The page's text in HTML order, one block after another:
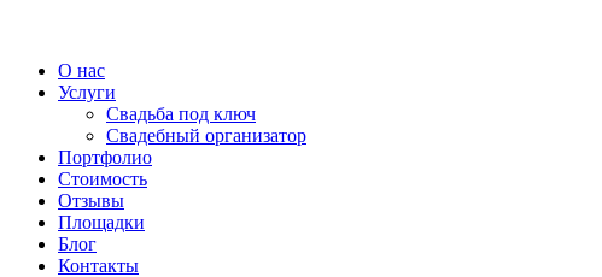
О нас
Услуги
Свадьба под ключ
Свадебный организатор
Портфолио
Стоимость
Отзывы
Площадки
Блог
Контакты